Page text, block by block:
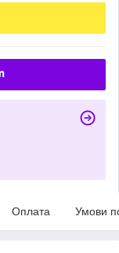
Оплата Умови